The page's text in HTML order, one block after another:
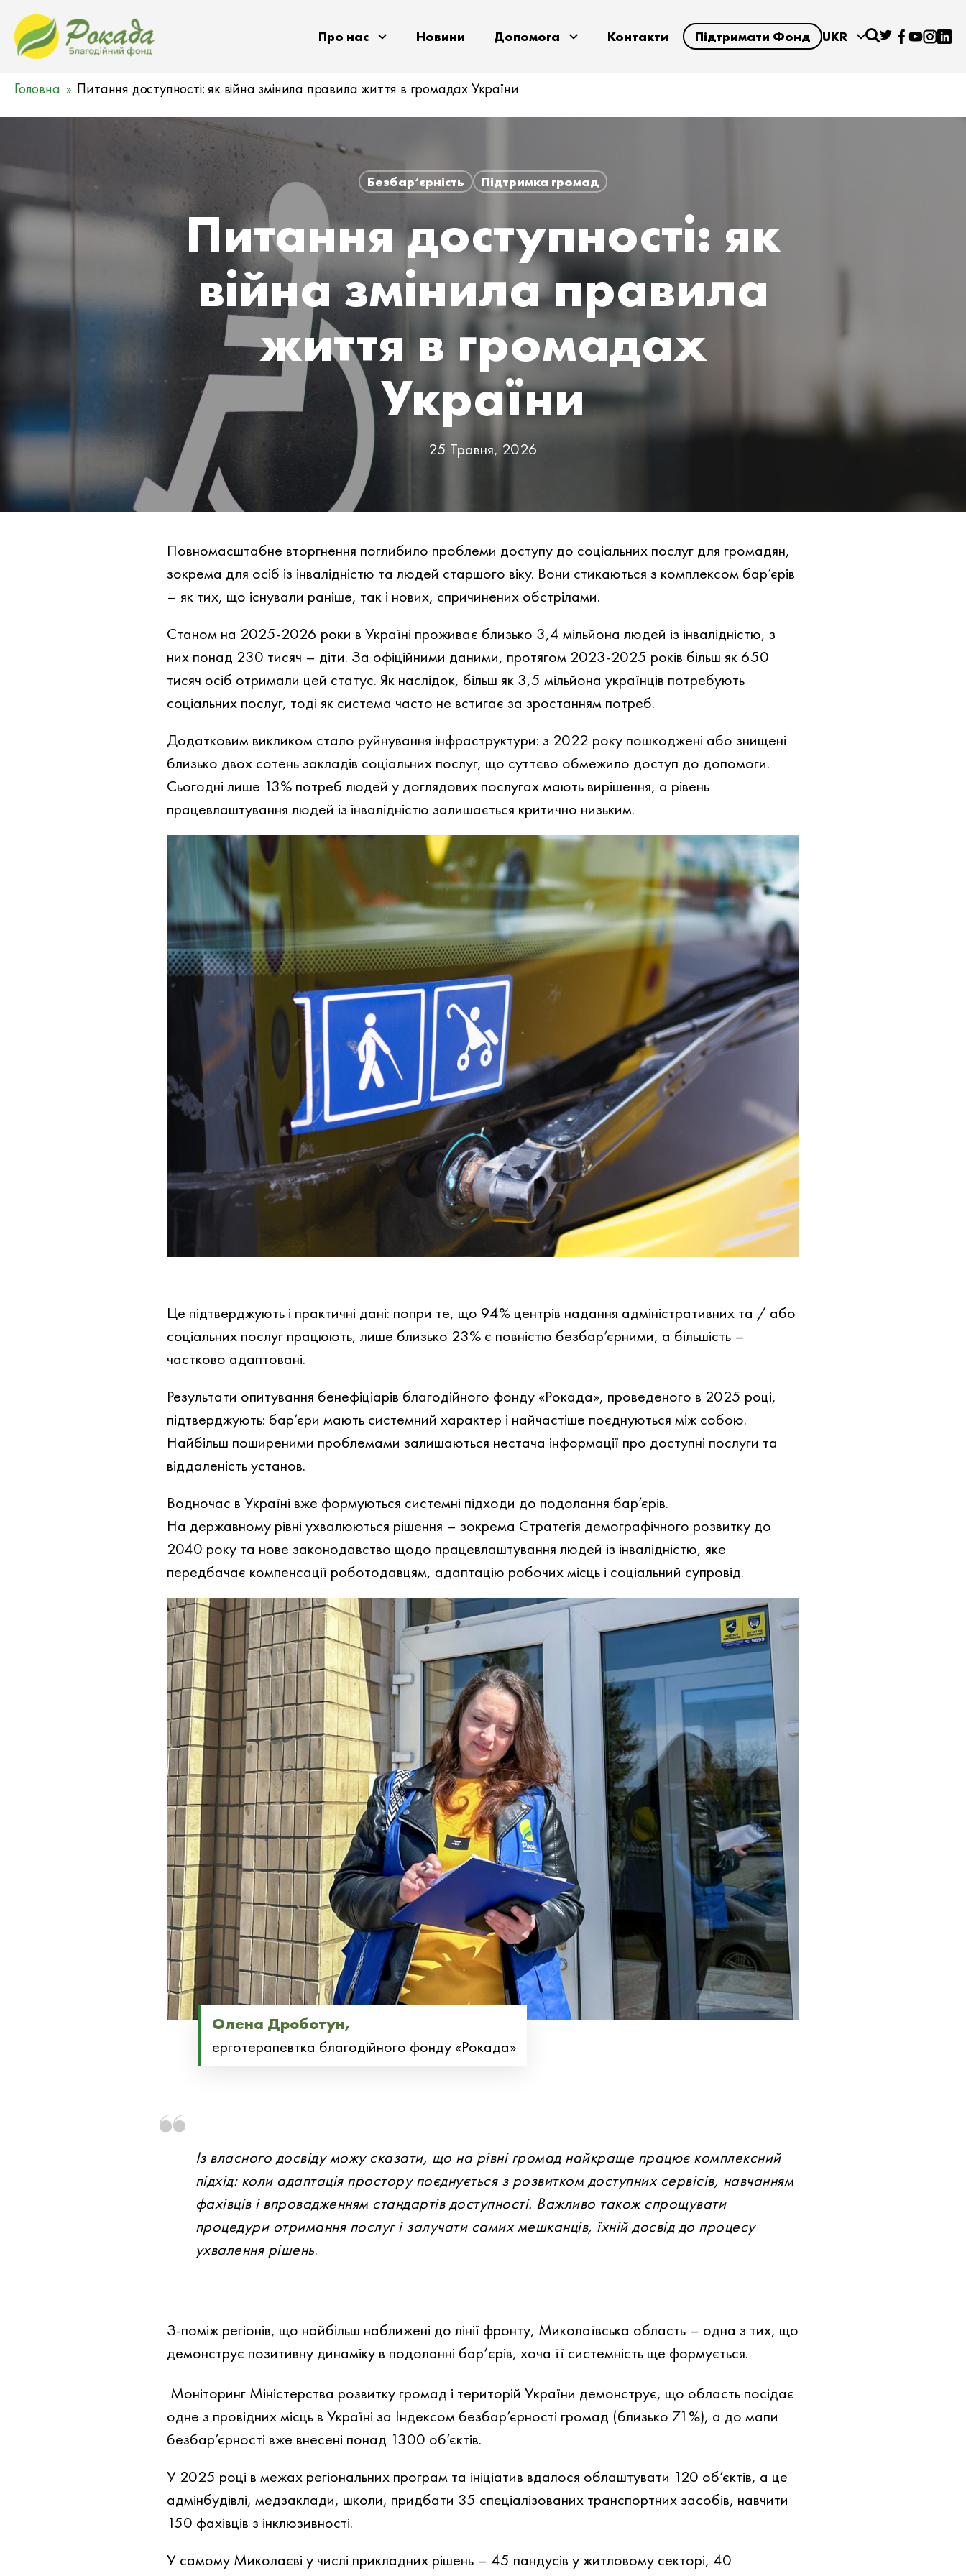
Про нас Новини Допомога Контакти Підтримати Фонд UKR
Головна Питання доступності: як війна змінила правила життя в громадах України
Безбар‘єрність Підтримка громад
Питання доступності: як
війна змінила правила
життя в громадах
України
25 Травня, 2026
Повномасштабне вторгнення поглибило проблеми доступу до соціальних послуг для громадян,
зокрема для осіб із інвалідністю та людей старшого віку. Вони стикаються з комплексом бар’єрів
– як тих, що існували раніше, так і нових, спричинених обстрілами.
Станом на 2025-2026 роки в Україні проживає близько 3,4 мільйона людей із інвалідністю, з
них понад 230 тисяч – діти. За офіційними даними, протягом 2023-2025 років більш як 650
тисяч осіб отримали цей статус. Як наслідок, більш як 3,5 мільйона українців потребують
соціальних послуг, тоді як система часто не встигає за зростанням потреб.
Додатковим викликом стало руйнування інфраструктури: з 2022 року пошкоджені або знищені
близько двох сотень закладів соціальних послуг, що суттєво обмежило доступ до допомоги.
Сьогодні лише 13% потреб людей у доглядових послугах мають вирішення, а рівень
працевлаштування людей із інвалідністю залишається критично низьким.
Це підтверджують і практичні дані: попри те, що 94% центрів надання адміністративних та / або
соціальних послуг працюють, лише близько 23% є повністю безбар’єрними, а більшість –
частково адаптовані.
Результати опитування бенефіціарів благодійного фонду «Рокада», проведеного в 2025 році,
підтверджують: бар’єри мають системний характер і найчастіше поєднуються між собою.
Найбільш поширеними проблемами залишаються нестача інформації про доступні послуги та
віддаленість установ.
Водночас в Україні вже формуються системні підходи до подолання бар’єрів.
На державному рівні ухвалюються рішення – зокрема Стратегія демографічного розвитку до
2040 року та нове законодавство щодо працевлаштування людей із інвалідністю, яке
передбачає компенсації роботодавцям, адаптацію робочих місць і соціальний супровід.
Олена Дроботун,
ерготерапевтка благодійного фонду «Рокада»
Із власного досвіду можу сказати, що на рівні громад найкраще працює комплексний
підхід: коли адаптація простору поєднується з розвитком доступних сервісів, навчанням
фахівців і впровадженням стандартів доступності. Важливо також спрощувати
процедури отримання послуг і залучати самих мешканців, їхній досвід до процесу
ухвалення рішень.
З-поміж регіонів, що найбільш наближені до лінії фронту, Миколаївська область – одна з тих, що
демонструє позитивну динаміку в подоланні бар‘єрів, хоча її системність ще формується.
Моніторинг Міністерства розвитку громад і територій України демонструє, що область посідає
одне з провідних місць в Україні за Індексом безбар’єрності громад (близько 71%), а до мапи
безбар’єрності вже внесені понад 1300 об’єктів.
У 2025 році в межах регіональних програм та ініціатив вдалося облаштувати 120 об’єктів, а це
адмінбудівлі, медзаклади, школи, придбати 35 спеціалізованих транспортних засобів, навчити
150 фахівців з інклюзивності.
У самому Миколаєві у числі прикладних рішень – 45 пандусів у житловому секторі, 40